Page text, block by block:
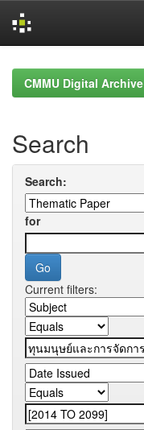
navigationCMMU Digital Archive
Search
Search:
for
Current filters: